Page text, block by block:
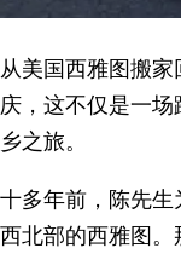
从美国西雅图搬
庆，这不仅是一
乡之旅。
十多年前，陈先
西北部的西雅图